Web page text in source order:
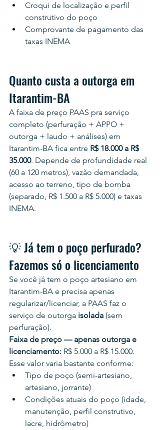
Croqui de localização e perfil
construtivo do poço
Comprovante de pagamento das
taxas INEMA
Quanto custa a outorga em
Itarantim-BA
A faixa de preço PAAS pra serviço
completo (perfuração + APPO +
outorga + laudo + análises) em
Itarantim-BA fica entre R$ 18.000 a R$
35.000. Depende de profundidade real
(60 a 120 metros), vazão demandada,
acesso ao terreno, tipo de bomba
(separado, R$ 1.500 a R$ 5.000) e taxas
INEMA.
💡 Já tem o poço perfurado?
Fazemos só o licenciamento
Se você já tem o poço artesiano em
Itarantim-BA e precisa apenas
regularizar/licenciar, a PAAS faz o
serviço de outorga isolada (sem
perfuração).
Faixa de preço — apenas outorga e
licenciamento: R$ 5.000 a R$ 15.000.
Esse valor varia bastante conforme:
Tipo de poço (semi-artesiano,
artesiano, jorrante)
Condições atuais do poço (idade,
manutenção, perfil construtivo,
lacre, hidrômetro)